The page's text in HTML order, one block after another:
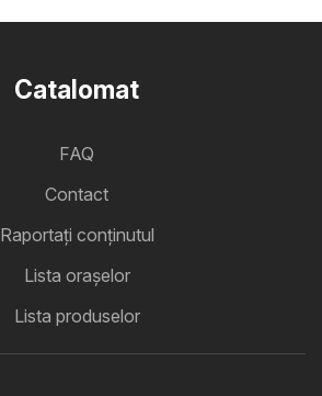
Catalomat
FAQ
Contact
Raportați conținutul
Lista oraşelor
Lista produselor